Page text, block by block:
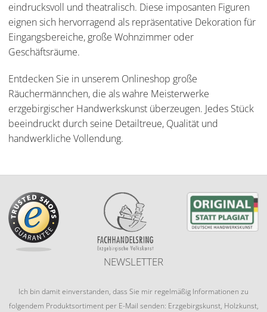
eindrucksvoll und theatralisch. Diese imposanten Figuren
eignen sich hervorragend als repräsentative Dekoration für
Eingangsbereiche, große Wohnzimmer oder
Geschäftsräume.
Entdecken Sie in unserem Onlineshop große
Räuchermännchen, die als wahre Meisterwerke
erzgebirgischer Handwerkskunst überzeugen. Jedes Stück
beeindruckt durch seine Detailtreue, Qualität und
handwerkliche Vollendung.
NEWSLETTER
Ich bin damit einverstanden, dass Sie mir regelmäßig Informationen zu
folgendem Produktsortiment per E-Mail senden: Erzgebirgskunst, Holzkunst,